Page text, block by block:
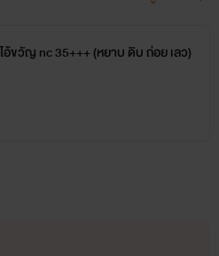
ขวัญ nc 35+++ (หยาบ ดิบ ถ่อย เลว)